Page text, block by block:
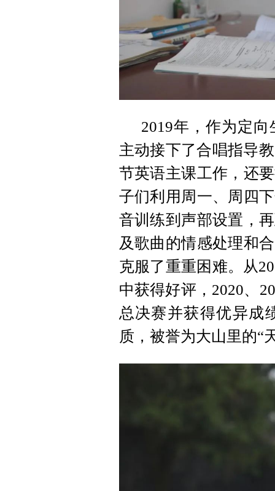
2019年，作为定
主动接下了合唱指导
节英语主课工作，还
子们利用周一、周四
音训练到声部设置，
及歌曲的情感处理和
克服了重重困难。从
中获得好评，2020、
总决赛并获得优异成
质，被誉为大山里的“